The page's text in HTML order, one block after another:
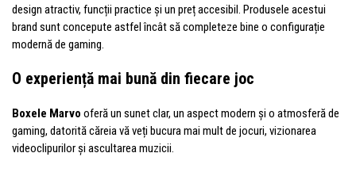
design atractiv, funcții practice și un preț accesibil. Produsele acestui
brand sunt concepute astfel încât să completeze bine o configurație
modernă de gaming.
O experiență mai bună din fiecare joc
Boxele Marvo oferă un sunet clar, un aspect modern și o atmosferă de
gaming, datorită căreia vă veți bucura mai mult de jocuri, vizionarea
videoclipurilor și ascultarea muzicii.